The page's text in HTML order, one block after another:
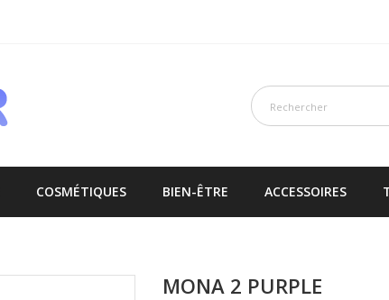
COSMÉTIQUES BIEN-ÊTRE ACCESSOIRES
MONA 2 PURPLE